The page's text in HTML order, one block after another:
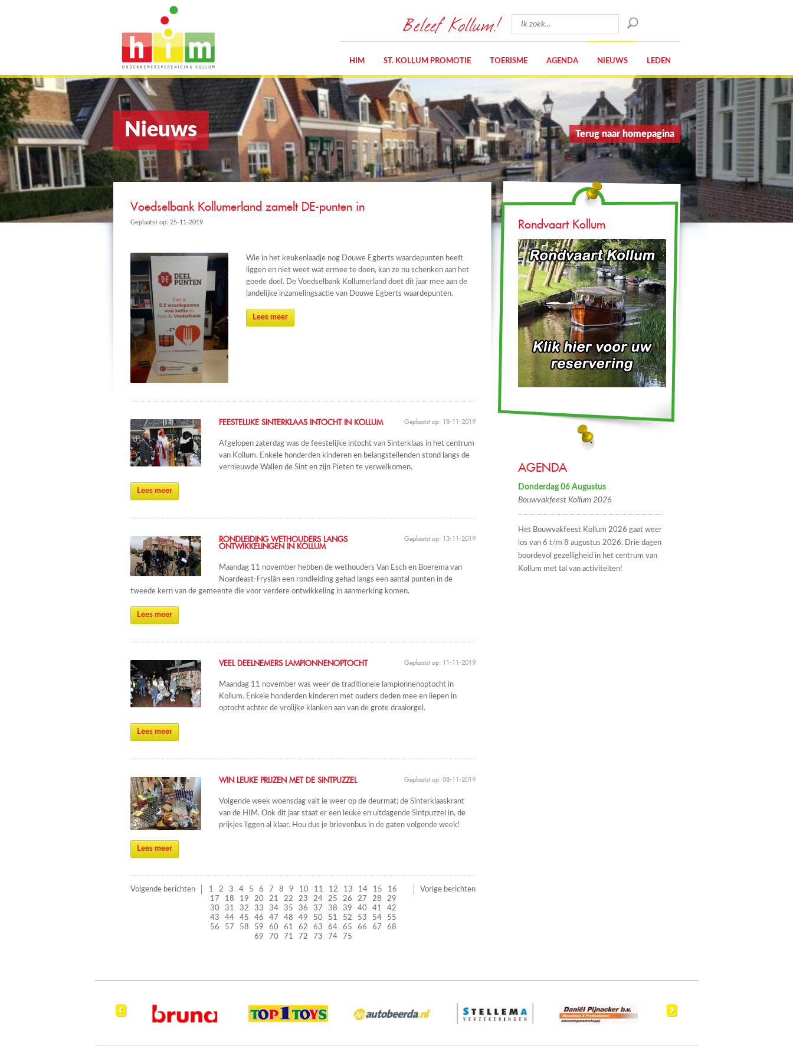
Beleef Kollum!
HIM ST. KOLLUM PROMOTIE TOERISME AGENDA NIEUWS LEDEN
Nieuws Terug naar homepagina
Voedselbank Kollumerland zamelt DE-punten in
Geplaatst op: 25-11-2019
Wie in het keukenlaadje nog Douwe Egberts waardepunten heeft
liggen en niet weet wat ermee te doen, kan ze nu schenken aan het
goede doel. De Voedselbank Kollumerland doet dit jaar mee aan de
landelijke inzamelingsactie van Douwe Egberts waardepunten.
Lees meer
Geplaatst op: 18-11-2019
FEESTELIJKE SINTERKLAAS INTOCHT IN KOLLUM
Afgelopen zaterdag was de feestelijke intocht van Sinterklaas in het centrum
van Kollum. Enkele honderden kinderen en belangstellenden stond langs de
vernieuwde Wallen de Sint en zijn Pieten te verwelkomen.
Lees meer
Geplaatst op: 13-11-2019
RONDLEIDING WETHOUDERS LANGS
ONTWIKKELINGEN IN KOLLUM
Maandag 11 november hebben de wethouders Van Esch en Boerema van
Noardeast-Fryslân een rondleiding gehad langs een aantal punten in de
tweede kern van de gemeente die voor verdere ontwikkeling in aanmerking komen.
Lees meer
Geplaatst op: 11-11-2019
VEEL DEELNEMERS LAMPIONNENOPTOCHT
Maandag 11 november was weer de traditionele lampionnenoptocht in
Kollum. Enkele honderden kinderen met ouders deden mee en liepen in
optocht achter de vrolijke klanken aan van de grote draaiorgel.
Lees meer
Geplaatst op: 08-11-2019
WIN LEUKE PRIJZEN MET DE SINTPUZZEL
Volgende week woensdag valt ie weer op de deurmat; de Sinterklaaskrant
van de HIM. Ook dit jaar staat er een leuke en uitdagende Sintpuzzel in, de
prijsjes liggen al klaar. Hou dus je brievenbus in de gaten volgende week!
Lees meer
Volgende berichten 1 2 3 4 5 6 7 8 9 10 11 12 13 14 15
16
17
18 19 20 21 22 23 24 25 26 27 28
29
30
31 32 33 34 35 36 37 38 39 40 41
42
43
44 45 46 47 48 49 50 51 52 53 54
55
56
57 58 59 60 61 62 63 64 65 66 67
68
69
70 71 72 73 74 75
Vorige berichten
Rondvaart Kollum
AGENDA
Donderdag 06 Augustus
Bouwvakfeest Kollum 2026
Het Bouwvakfeest Kollum 2026 gaat weer
los van 6 t/m 8 augustus 2026. Drie dagen
boordevol gezelligheid in het centrum van
Kollum met tal van activiteiten!